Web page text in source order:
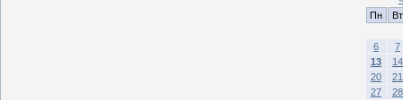
Пн
Вт
6
7
13
14
20
21
27
28